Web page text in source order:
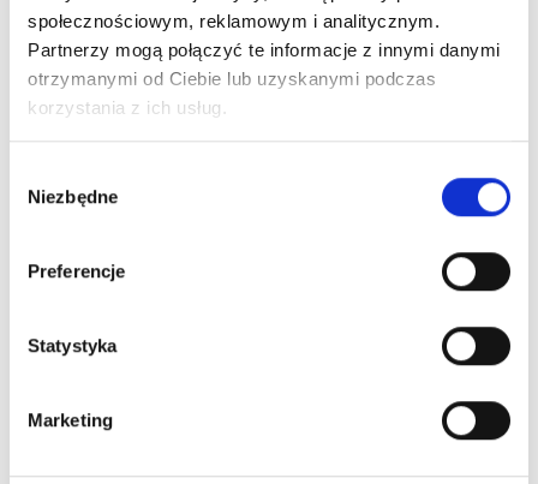
społecznościowym, reklamowym i analitycznym.
Partnerzy mogą połączyć te informacje z innymi danymi
otrzymanymi od Ciebie lub uzyskanymi podczas
korzystania z ich usług.
zgody
Niezbędne
Preferencje
Statystyka
Marketing
Indigo
Damskie
Bezpieczne płatności
Zamów w ciągu
Dla zamówień od 299 zł